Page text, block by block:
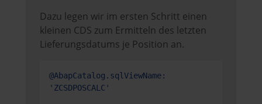
Dazu legen wir im ersten Schritt einen
kleinen CDS zum Ermitteln des letzten
Lieferungsdatums je Position an.
@AbapCatalog.sqlViewName:
'ZCSDPOSCALC'